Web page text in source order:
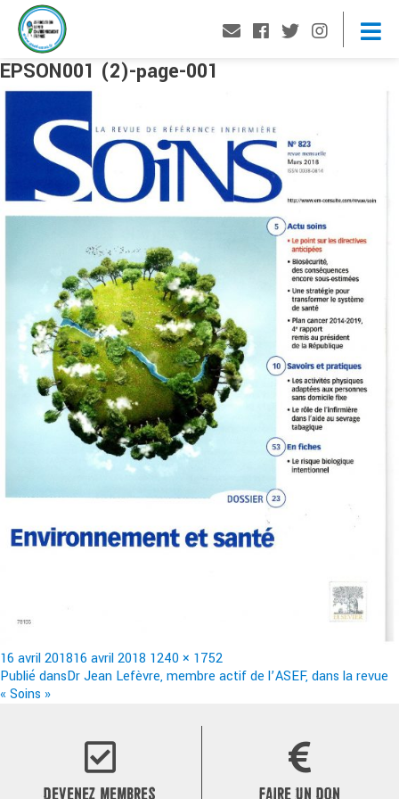
EPSON001 (2)-page-001
Publié
le
16 avril 201816 avril 2018 Taille
réelle
1240 × 1752
Navigation
Publié dansDr Jean Lefèvre, membre actif de l’ASEF, dans la revue
« Soins »
DEVENEZ MEMBRES FAIRE UN DON